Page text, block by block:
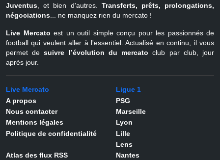
Juventus , et bien d'autres. Transferts, prêts, prolongations,
négociations ... ne manquez rien du mercato !
Live Mercato est un outil simple conçu pour les passionnés de
football qui veulent aller à l'essentiel. Actualisé en continu, il vous
permet desuivre l’évolution du mercato club par club, jour
après jour.
Live Mercato
A propos
Nous contacter
Mentions légales
Politique de confidentialité
Atlas des flux RSS
Ligue 1
PSG
Marseille
Lyon
Lille
Lens
Nantes